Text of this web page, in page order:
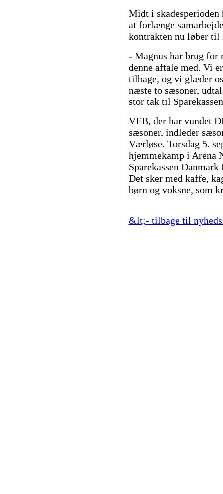
Midt i skadesperioden
at forlænge
kontrakten nu løber til
- Magnus har brug for
denne aftale med. Vi
tilbage, og vi glæder
næste to sæsoner,
stor tak til
VEB, der har vundet
sæsoner, indleder
Værløse. Torsdag 5.
hjemmekamp i Arena
Sparekassen
Det sker med kaffe,
børn og voksne, som
&lt;- tilbage til